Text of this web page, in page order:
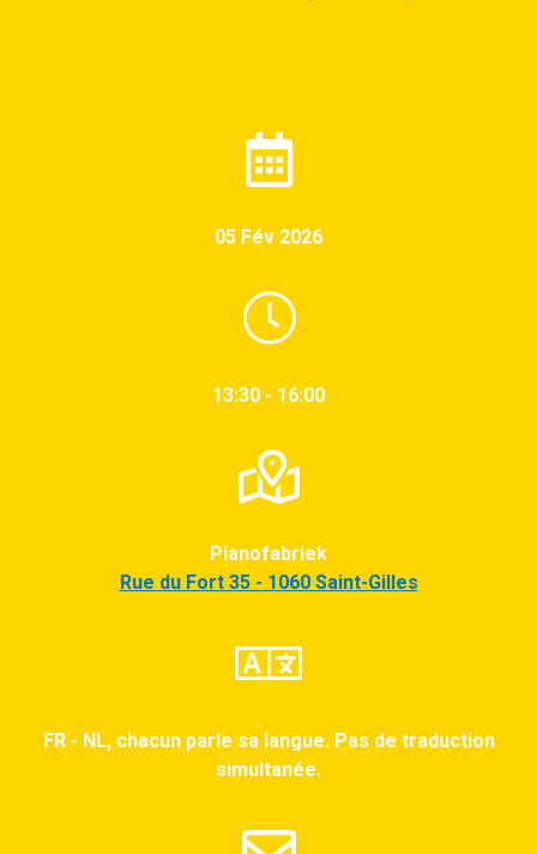
05 Fév 2026
13:30 - 16:00
Pianofabriek
Rue du Fort 35 - 1060 Saint-Gilles
FR - NL, chacun parle sa langue. Pas de traduction
simultanée.